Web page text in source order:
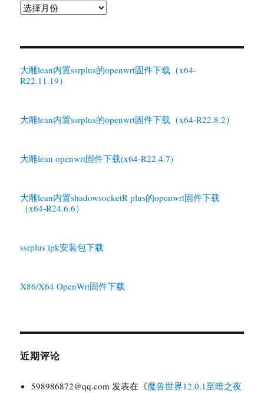
归
大雕lean内置ssrplus的openwrt固件下载（x64-
R22.11.19）
大雕lean内置ssrplus的openwrt固件下载（x64-R22.8.2）
大雕lean openwrt固件下载(x64-R22.4.7)
大雕lean内置shadowsocketR plus的openwrt固件下载
（x64-R24.6.6）
ssrplus ipk安装包下载
X86/X64 OpenWrt固件下载
近期评论
598986872@qq.com 发表在《魔兽世界12.0.1至暗之夜